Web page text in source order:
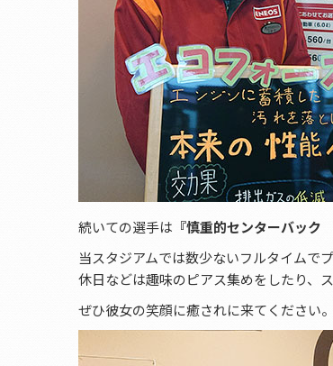
続いての選手は 『慎重的センターバック
当スタジアムでは数少ないフルタイムで
休日などは趣味のピアス集めをしたり、
ぜひ彼女の笑顔に癒されに来てください。